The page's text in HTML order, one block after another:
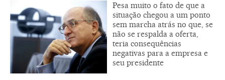
Pesa muito o fato de que a
situação chegou a um ponto
sem marcha atrás no que, se
não se respalda a oferta,
teria consequências
negativas para a empresa e
seu presidente